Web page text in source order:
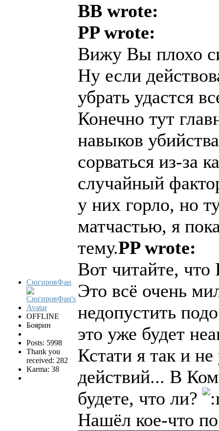
СюгировФан
OFFLINE
Боярин
Posts: 5998
Thank you
received: 282
Karma: 38
BB wrote:
PP wrote:
Вижу Вы плохо
Ну если
убрать удастся
Конечно тут
навыков
сорваться из-за
случайный
у них горло, но
матчастью, я
тему.PP wrote:
Вот читайте,
Это всё очень
недопустить
это уже будет
Кстати я так и
действий... В
будете, что ли?
Нашёл кое-что